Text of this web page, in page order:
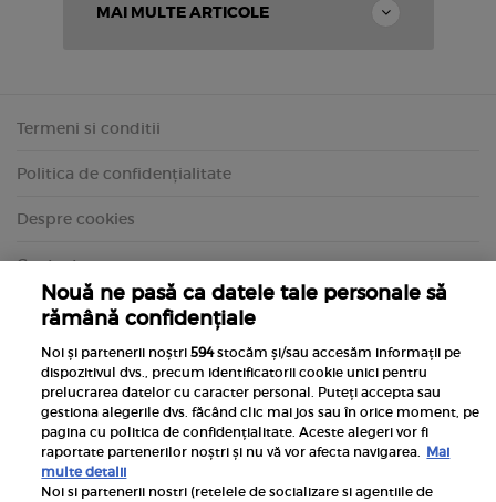
MAI MULTE ARTICOLE
Termeni si conditii
Politica de confidențialitate
Despre cookies
Contact
Nouă ne pasă ca datele tale personale să
rămână confidențiale
Noi și partenerii noștri594stocăm și/sau accesăm informații pe
dispozitivul dvs., precum identificatorii cookie unici pentru
prelucrarea datelor cu caracter personal. Puteți accepta sau
gestiona alegerile dvs. făcând clic mai jos sau în orice moment, pe
pagina cu politica de confidențialitate. Aceste alegeri vor fi
raportate partenerilor noștri și nu vă vor afecta navigarea. Mai
multe detalii
Noi si partenerii nostri (retelele de socializare si agentiile de